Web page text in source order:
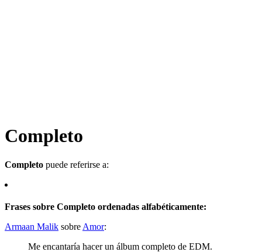
Completo
Completo puede referirse a:
Frases sobre Completo ordenadas alfabéticamente:
Armaan Malik sobre Amor:
Me encantaría hacer un álbum completo de EDM.